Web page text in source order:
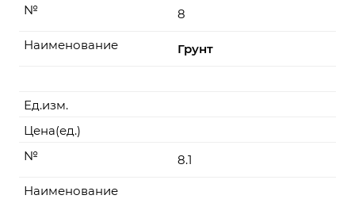
8
№
Грунт
Наименование
Ед.изм.
Цена(ед.)
8.1
№
Наименование